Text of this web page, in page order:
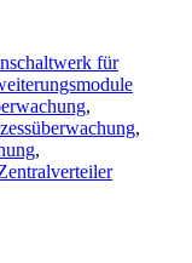
für
,
,
,